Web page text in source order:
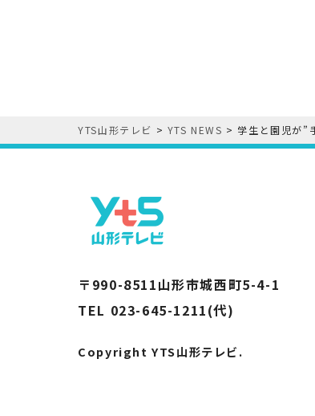
YTS山形テレビ > YTS NEWS > 学生と園児が”
〒990-8511山形市城西町5-4-1
TEL 023-645-1211(代)
Copyright YTS山形テレビ.